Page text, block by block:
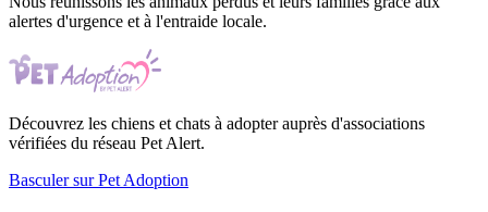
alertes d'urgence et à l'entraide locale.
Découvrez les chiens et chats à adopter auprès d'associations
vérifiées du réseau Pet Alert.
Basculer sur Pet Adoption